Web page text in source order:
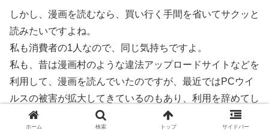
しかし、漫画を読むなら、買い行く手間を省いてサクッと
読みたいですよね。
私も消費者の1人なので、同じ気持ちですよ。
私も、昔は漫画村のような違法アップロードサイトなどを
利用して、漫画を読んでいたのですが、最近ではPCウイ
ルスの被害が拡大してきているのもあり、利用を辞めてし
まいました。
皆さんと一緒で、インターネットでどこで読めばいいんだ
ホーム 検索 トップ サイドバー